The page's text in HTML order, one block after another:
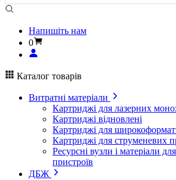
Напишіть нам
0
Каталог товарів
Витратні матеріали
Картриджі для лазерних
Картриджі відновлені
Картриджі для
Картриджі для струменевих
Ресурсні вузли і матеріали
пристроїв
ДБЖ